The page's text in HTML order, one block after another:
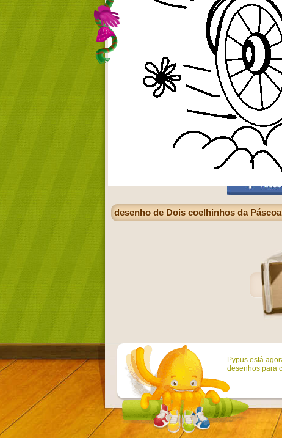
desenho de Dois coelhinhos da
Pypus está
desenhos para